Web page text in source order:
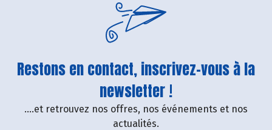
Restons en contact, inscrivez-vous à la
newsletter !
....et retrouvez nos offres, nos événements et nos
actualités.